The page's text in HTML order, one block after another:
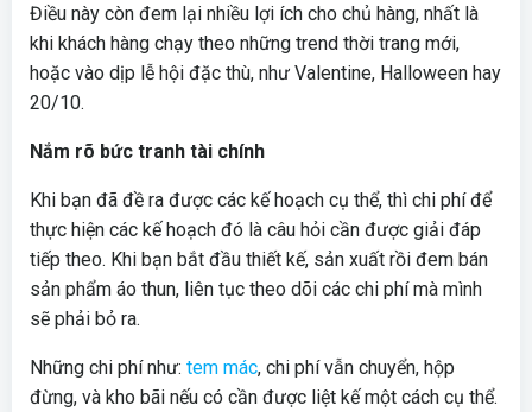
Điều này còn đem lại nhiều lợi ích cho chủ hàng, nhất là
khi khách hàng chạy theo những trend thời trang mới,
hoặc vào dịp lễ hội đặc thù, như Valentine, Halloween hay
20/10.
Nắm rõ bức tranh tài chính
Khi bạn đã đề ra được các kế hoạch cụ thể, thì chi phí để
thực hiện các kế hoạch đó là câu hỏi cần được giải đáp
tiếp theo. Khi bạn bắt đầu thiết kế, sản xuất rồi đem bán
sản phẩm áo thun, liên tục theo dõi các chi phí mà mình
sẽ phải bỏ ra.
Những chi phí như: tem mác, chi phí vẫn chuyển, hộp
đừng, và kho bãi nếu có cần được liệt kế một cách cụ thể.